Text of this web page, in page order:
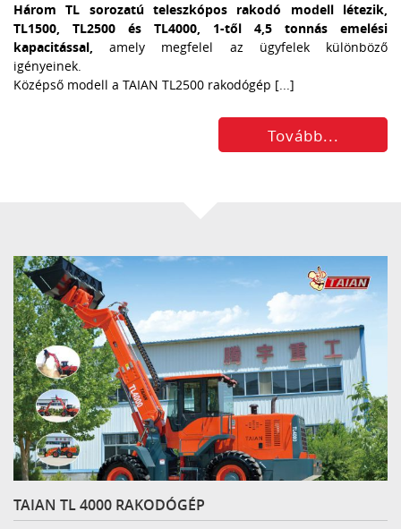
Három TL sorozatú teleszkópos rakodó modell létezik,
TL1500, TL2500 és TL4000, 1-től 4,5 tonnás emelési
kapacitással, amely megfelel az ügyfelek különböző
igényeinek.
Középső modell a TAIAN TL2500 rakodógép [...]
Tovább...
TAIAN TL 4000 RAKODÓGÉP